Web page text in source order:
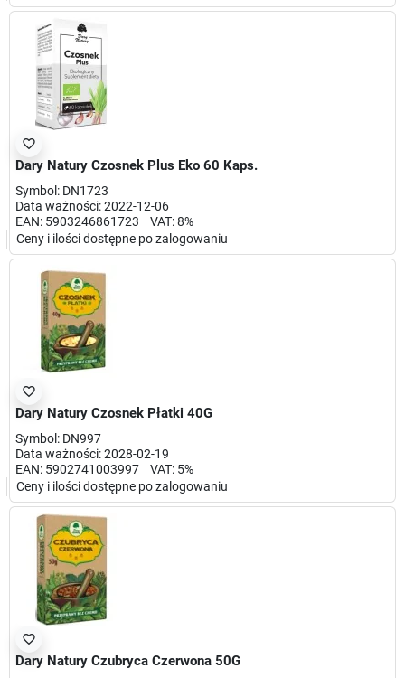
favorite_border
Dary Natury Czosnek Plus Eko 60 Kaps.
Symbol: DN1723
Data ważności: 2022-12-06
EAN: 5903246861723 VAT: 8%
Ceny i ilości dostępne po zalogowaniu
favorite_border
Dary Natury Czosnek Płatki 40G
Symbol: DN997
Data ważności: 2028-02-19
EAN: 5902741003997 VAT: 5%
Ceny i ilości dostępne po zalogowaniu
favorite_border
Dary Natury Czubryca Czerwona 50G